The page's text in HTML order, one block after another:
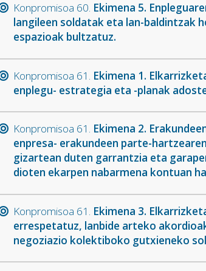
Konpromisoa 60. Ekimena 5.
langileen soldatak eta lan-baldintzak
espazioak bultzatuz.
Konpromisoa 61. Ekimena 1.
enplegu- estrategia eta -planak
Konpromisoa 61. Ekimena 2.
enpresa- erakundeen parte-
gizartean duten garrantzia eta
dioten ekarpen nabarmena kontuan
Konpromisoa 61. Ekimena 3.
errespetatuz, lanbide arteko
negoziazio kolektiboko gutxieneko